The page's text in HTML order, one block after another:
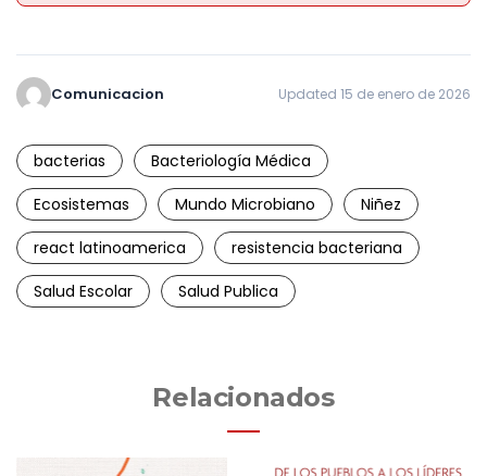
Comunicacion Updated 15 de enero de 2026
bacterias
Bacteriología Médica
Ecosistemas
Mundo Microbiano
Niñez
react latinoamerica
resistencia bacteriana
Salud Escolar
Salud Publica
Relacionados